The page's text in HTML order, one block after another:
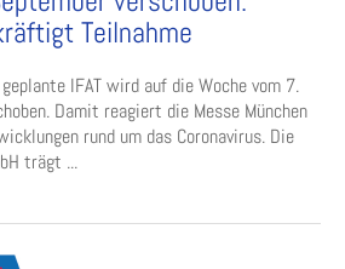
Teilnahme
IFAT wird auf die Woche vom 7.
Damit reagiert die Messe München
rund um das Coronavirus. Die
trägt ...